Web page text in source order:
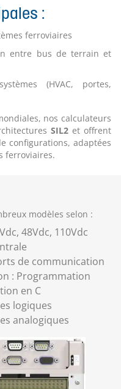
:
ferroviaires
entre bus de terrain et
(HVAC, portes,
nos calculateurs
SIL2 et offrent
configurations, adaptées
ferroviaires.
modèles selon :
48Vdc, 110Vdc
de communication
: Programmation
en C
logiques
analogiques